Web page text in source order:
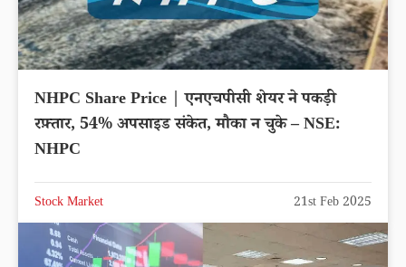
NHPC Share Price | एनएचपीसी शेयर ने पकड़ी
रफ़्तार, 54% अपसाइड संकेत, मौका न चुके – NSE:
NHPC
Stock Market 21st Feb 2025